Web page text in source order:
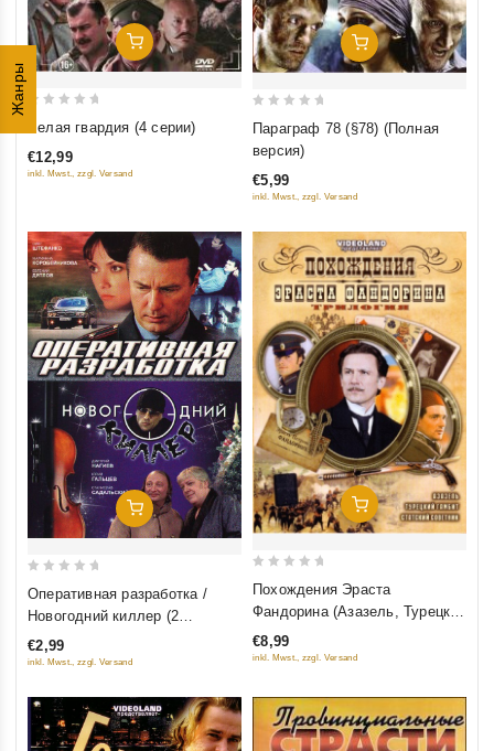
Жанры
Добавить В Корзину
of
Белая гвардия (4 серии)
€12,99
inkl. Mwst., zzgl. Versand
Добавить В Корзину
out
5
Параграф 78 (§78) (Полная
версия)
€5,99
inkl. Mwst., zzgl. Versand
Добавить В Корзину
5
Оперативная разработка /
Новогодний киллер (2
фильма)
€2,99
inkl. Mwst., zzgl. Versand
Добавить В Корзину
5
Похождения Эраста
Фандорина (Азазель, Турецкий
гамбит, Статский Советник)
€8,99
inkl. Mwst., zzgl. Versand